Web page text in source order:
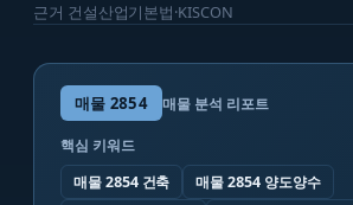
근거 건설산업기본법·KISCON
매물 2854 매물 분석 리포트
핵심 키워드
매물 2854 건축
매물 2854 양도양수